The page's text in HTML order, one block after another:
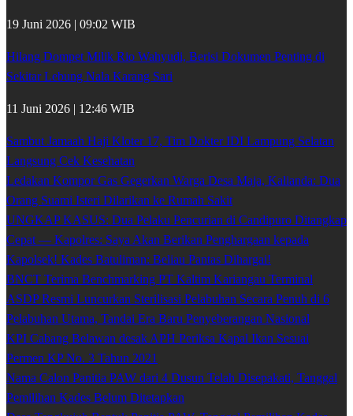
19 Juni 2026 | 09:02 WIB
Hilang Dompet Milik Rio Wahyudi, Berisi Dokumen Penting di
Sekitar Lebung Nala Karang Sari
11 Juni 2026 | 12:46 WIB
Sambut Jamaah Haji Kloter 17, Tim Dokter IDI Lampung Selatan
Langsung Cek Kesehatan
Ledakan Kompor Gas Gegerkan Warga Desa Maja, Kalianda: Dua
Orang Suami Isteri Dilarikan ke Rumah Sakit
UNGKAP KASUS: Dua Pelaku Pencurian di Candipuro Ditangkap
Cepat — Kapolres: Saya Akan Berikan Penghargaan kepada
Kapolsek! Kades Batuliman: Beliau Pantas Dihargai!
BNCT Terima Benchmarking PT Kaltim Kariangau Terminal
ASDP Resmi Luncurkan Sterilisasi Pelabuhan Secara Penuh di 6
Pelabuhan Utama, Tandai Era Baru Penyeberangan Nasional
KPI Cabang Belawan desak APH Periksa Kapal Ikan Sesuai
Permen KP No. 3 Tahun 2021
Nama Calon Panitia PAW dari 4 Dusun Telah Disepakati, Tanggal
Pemilihan Kades Belum Ditetapkan